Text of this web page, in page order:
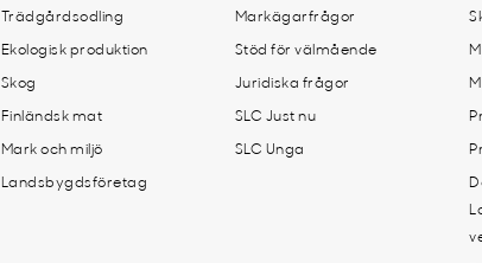
Trädgårdsodling
Ekologisk produktion
Skog
Finländsk mat
Mark och miljö
Landsbygdsföretag
Markägarfrågor
Stöd för välmående
Juridiska frågor
SLC Just nu
SLC Unga